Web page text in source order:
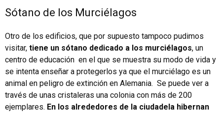
Sótano de los Murciélagos
Otro de los edificios, que por supuesto tampoco pudimos
visitar, tiene un sótano dedicado a los murciélagos, un
centro de educación en el que se muestra su modo de vida y
se intenta enseñar a protegerlos ya que el murciélago es un
animal en peligro de extinción en Alemania. Se puede ver a
través de unas cristaleras una colonia con más de 200
ejemplares. En los alrededores de la ciudadela hibernan